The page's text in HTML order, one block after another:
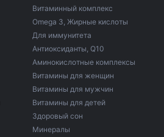
Витаминный комплекс
Omega 3, Жирные кислоты
Для иммунитета
Антиоксиданты, Q10
Аминокислотные комплексы
Витамины для женщин
Витамины для мужчин
Витамины для детей
Здоровый сон
Минералы